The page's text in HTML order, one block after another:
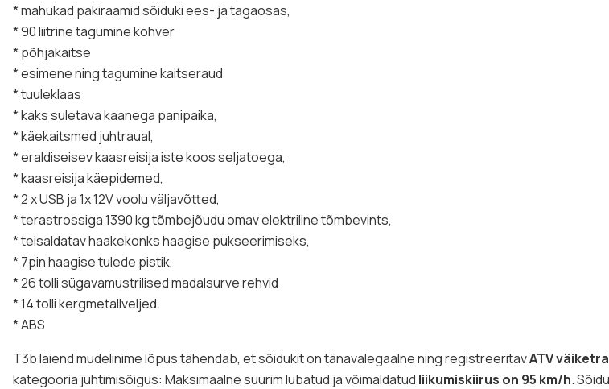
* mahukad pakiraamid sõiduki ees- ja tagaosas,
* 90 liitrine tagumine kohver
* põhjakaitse
* esimene ning tagumine kaitseraud
* tuuleklaas
* kaks suletava kaanega panipaika,
* käekaitsmed juhtraual,
* eraldiseisev kaasreisija iste koos seljatoega,
* kaasreisija käepidemed,
* 2 x USB ja 1x 12V voolu väljavõtted,
* terastrossiga 1390 kg tõmbejõudu omav elektriline tõmbevints,
* teisaldatav haakekonks haagise pukseerimiseks,
* 7pin haagise tulede pistik,
* 26 tolli sügavamustrilised madalsurve rehvid
* 14 tolli kergmetallveljed.
* ABS
T3b laiend mudelinime lõpus tähendab, et sõidukit on tänavalegaalne ning registreeritavATV
kategooria juhtimisõigus: Maksimaalne suurim lubatud ja võimaldatud liikumiskiirus on 95 km/h.